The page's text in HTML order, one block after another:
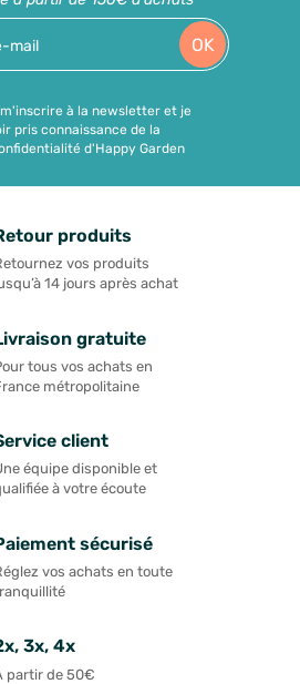
OK
à la newsletter et je
pris connaissance de la
d'Happy Garden
produits
vos produits
14 jours après achat
gratuite
tous vos achats en
métropolitaine
client
équipe disponible et
à votre écoute
sécurisé
vos achats en toute
3x, 4x
partir de 50€